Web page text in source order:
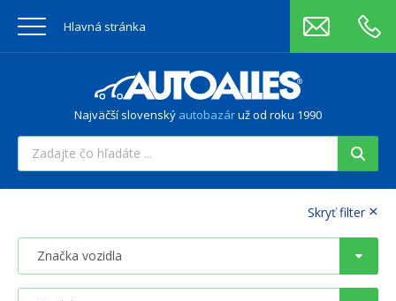
Hlavná stránka
Najväčší slovenský autobazáruž od roku 1990
Skryť filter ×